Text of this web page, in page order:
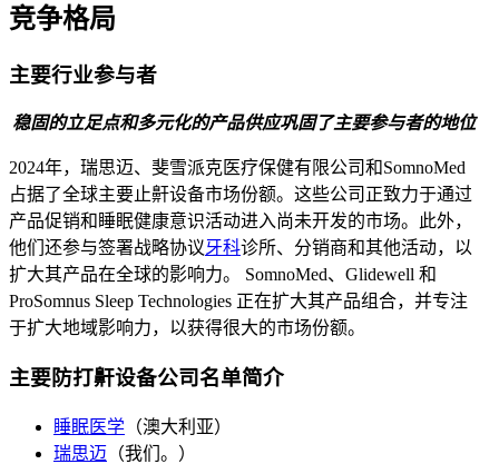
竞争格局
主要行业参与者
稳固的立足点和多元化的产品供应巩固了主要参与者的地位
2024年，瑞思迈、斐雪派克医疗保健有限公司和SomnoMed
占据了全球主要止鼾设备市场份额。这些公司正致力于通过
产品促销和睡眠健康意识活动进入尚未开发的市场。此外，
他们还参与签署战略协议牙科诊所、分销商和其他活动，以
扩大其产品在全球的影响力。 SomnoMed、Glidewell 和
ProSomnus Sleep Technologies 正在扩大其产品组合，并专注
于扩大地域影响力，以获得很大的市场份额。
主要防打鼾设备公司名单简介
睡眠医学 （澳大利亚）
瑞思迈 （我们。）